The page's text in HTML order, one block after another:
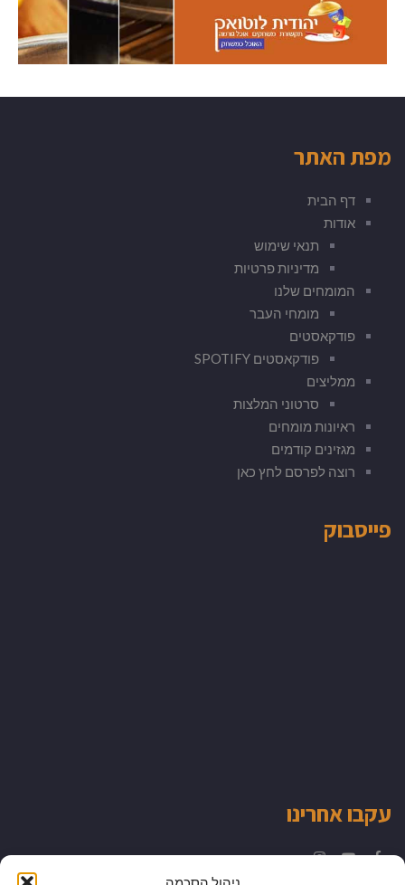
מפת האתר
דף הבית
אודות
תנאי שימוש
מדיניות פרטיות
המומחים שלנו
מומחי העבר
פודקאסטים
פודקאסטים SPOTIFY
ממליצים
סרטוני המלצות
ראיונות מומחים
מגזינים קודמים
רוצה לפרסם לחץ כאן
פייסבוק
עקבו אחרינו